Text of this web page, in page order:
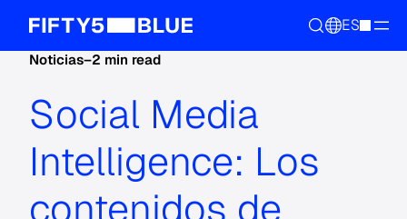
ES
Noticias–2 min read
Social Media
Intelligence: Los